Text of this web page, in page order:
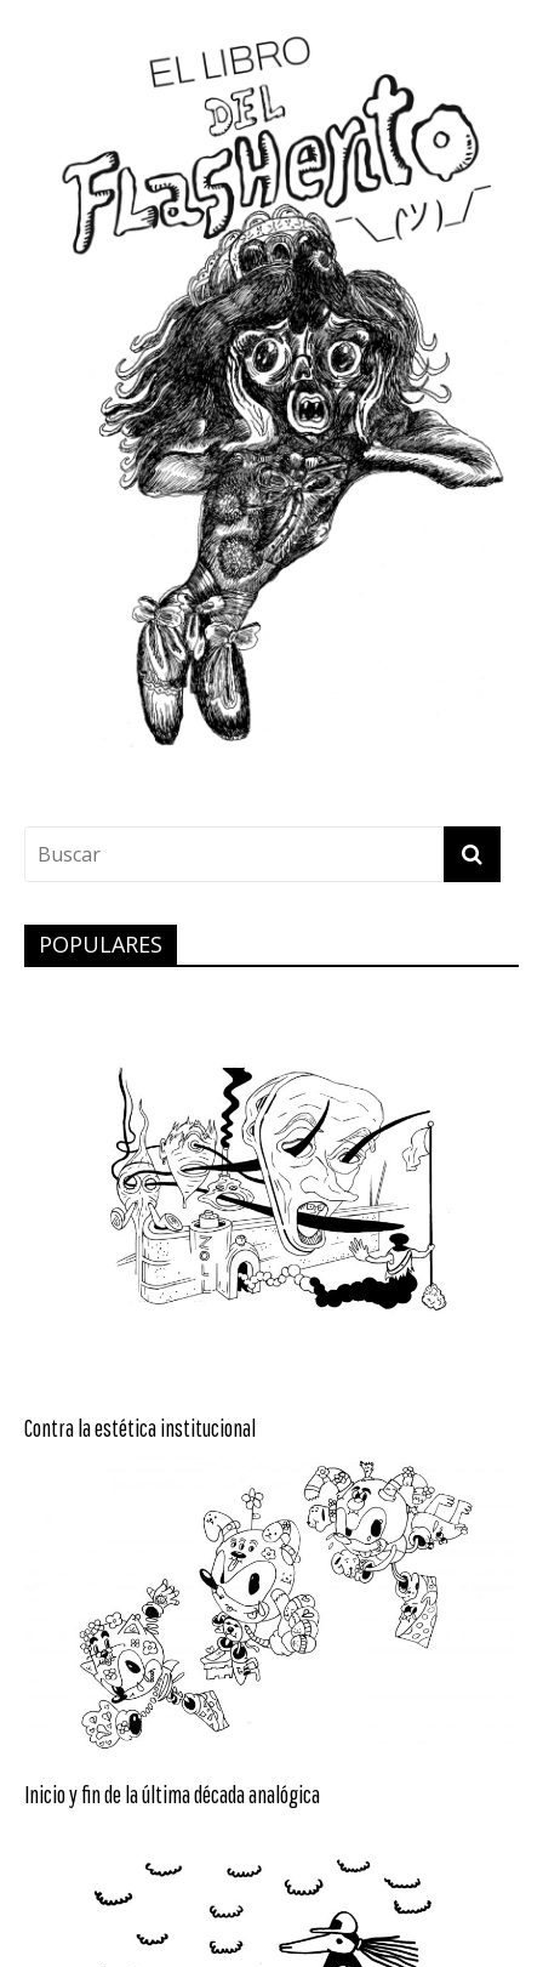
POPULARES
Contra la estética institucional
Inicio y fin de la última década analógica